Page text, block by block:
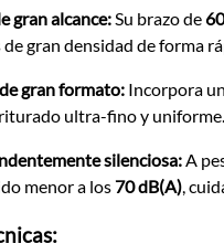
gran alcance: Su brazo de
gran densidad de forma
gran formato: Incorpora
ultra-fino y uniforme.
silenciosa: A
menor a los 70 dB(A) ,